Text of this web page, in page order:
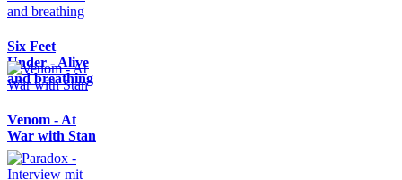
Six Feet
Under - Alive
and breathing
Venom - At
War with Stan